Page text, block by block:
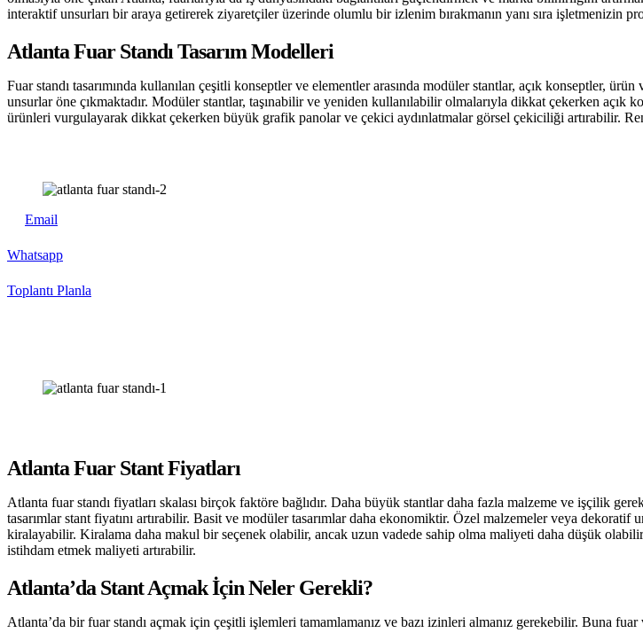
interaktif unsurları bir araya getirerek ziyaretçiler üzerinde olumlu bir izlenim bırakmanın yanı sıra işletmenizin
Atlanta Fuar Standı Tasarım Modelleri
Fuar standı tasarımında kullanılan çeşitli konseptler ve elementler arasında modüler stantlar, açık konseptler,
unsurlar öne çıkmaktadır. Modüler stantlar, taşınabilir ve yeniden kullanılabilir olmalarıyla dikkat çekerken
ürünleri vurgulayarak dikkat çekerken büyük grafik panolar ve çekici aydınlatmalar görsel çekiciliği artırabilir.
Email
Whatsapp
Toplantı Planla
Atlanta Fuar Stant Fiyatları
Atlanta fuar standı fiyatları skalası birçok faktöre bağlıdır. Daha büyük stantlar daha fazla malzeme ve işçilik
tasarımlar stant fiyatını artırabilir. Basit ve modüler tasarımlar daha ekonomiktir. Özel malzemeler veya dekoratif
kiralayabilir. Kiralama daha makul bir seçenek olabilir, ancak uzun vadede sahip olma maliyeti daha düşük
istihdam etmek maliyeti artırabilir.
Atlanta’da Stant Açmak İçin Neler Gerekli?
Atlanta’da bir fuar standı açmak için çeşitli işlemleri tamamlamanız ve bazı izinleri almanız gerekebilir. Buna